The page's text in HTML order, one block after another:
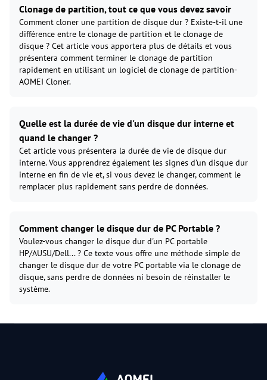
Clonage de partition, tout ce que vous devez savoir
Comment cloner une partition de disque dur ? Existe-t-il une
différence entre le clonage de partition et le clonage de
disque ? Cet article vous apportera plus de détails et vous
présentera comment terminer le clonage de partition
rapidement en utilisant un logiciel de clonage de partition-
AOMEI Cloner.
Quelle est la durée de vie d'un disque dur interne et
quand le changer ?
Cet article vous présentera la durée de vie de disque dur
interne. Vous apprendrez également les signes d’un disque dur
interne en fin de vie et, si vous devez le changer, comment le
remplacer plus rapidement sans perdre de données.
Comment changer le disque dur de PC Portable ?
Voulez-vous changer le disque dur d'un PC portable
HP/AUSU/Dell... ? Ce texte vous offre une méthode simple de
changer le disque dur de votre PC portable via le clonage de
disque, sans perdre de données ni besoin de réinstaller le
système.